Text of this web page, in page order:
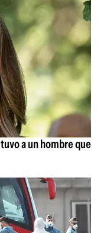
a un hombre que